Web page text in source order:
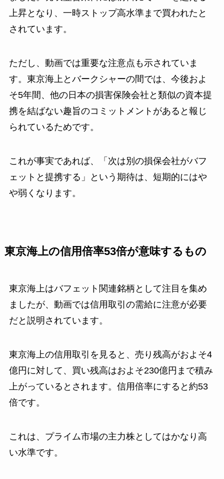
上昇となり、一時ストップ高水準まで買われたと
されています。
ただし、動画では重要な注意点も示されていま
す。東京海上とバークシャーの間では、今後およ
そ5年間、他の日本の損害保険会社と類似の資本提
携を結ばない趣旨のコミットメントがあると報じ
られているためです。
これが事実であれば、「次は別の損保会社がバフ
ェットと提携する」という期待は、短期的にはや
や弱くなります。
東京海上の信用倍率53倍が意味するもの
東京海上はバフェット関連銘柄として注目を集め
ましたが、動画では信用取引の需給に注意が必要
だと説明されています。
東京海上の信用取引を見ると、売り残高がおよそ4
億円に対して、買い残高はおよそ230億円まで積み
上がっているとされます。信用倍率にすると約53
倍です。
これは、プライム市場の主力株としてはかなり高
い水準です。